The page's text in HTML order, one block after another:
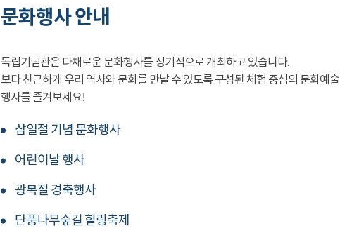
문화행사 안내
독립기념관은 다채로운 문화행사를 정기적으로 개최하고 있습니다.
보다 친근하게 우리 역사와 문화를 만날 수 있도록 구성된 체험 중심의 문화예술
행사를 즐겨보세요!
삼일절 기념 문화행사
어린이날 행사
광복절 경축행사
단풍나무숲길 힐링축제